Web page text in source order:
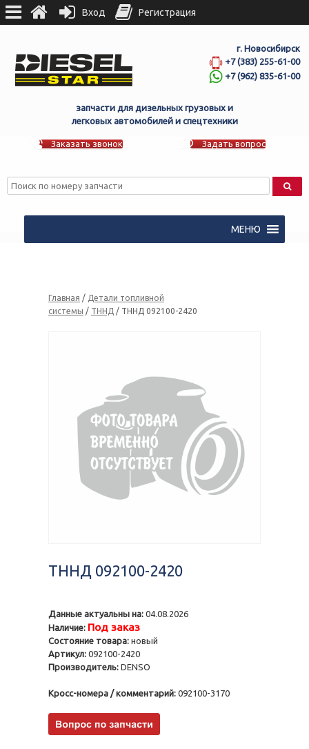
г. Новосибирск
+7 (383) 255-61-00
+7 (962) 835-61-00
запчасти для дизельных грузовых и
легковых автомобилей и спецтехники
Заказать звонок Задать вопрос
МЕНЮ
Главная / Детали топливной
системы / ТННД / ТННД 092100-2420
ТННД 092100-2420
Данные актуальны на: 04.08.2026
Наличие: Под заказ
Состояние товара: новый
Артикул: 092100-2420
Производитель: DENSO
Кросс-номера / комментарий: 092100-3170
Вход Регистрация